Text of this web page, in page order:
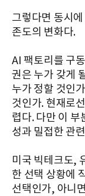
그렇다면 동시
존도의 변화다.
AI 팩토리를 구
권은 누가 갖게
누가 정할 것인
것인가. 현재로
렵다. 다만 이 부
성과 밀접한 관
미국 빅테크도,
한 선택 상황에
선택인가, 아니